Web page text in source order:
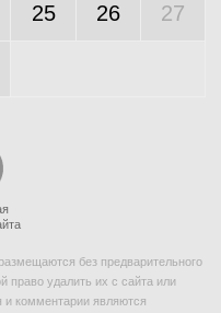
25 26 27
без предварительного
право удалить их с сайта или
и комментарии являются